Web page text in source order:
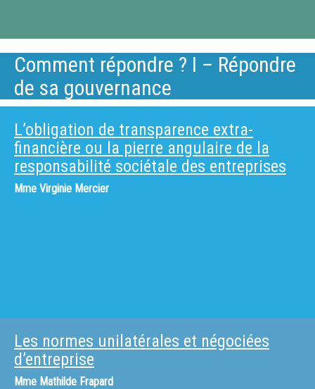
Comment répondre ? I – Répondre
de sa gouvernance
L’obligation de transparence extra-
financière ou la pierre angulaire de la
responsabilité sociétale des entreprises
Mme Virginie Mercier
Les normes unilatérales et négociées
d’entreprise
Mme Mathilde Frapard